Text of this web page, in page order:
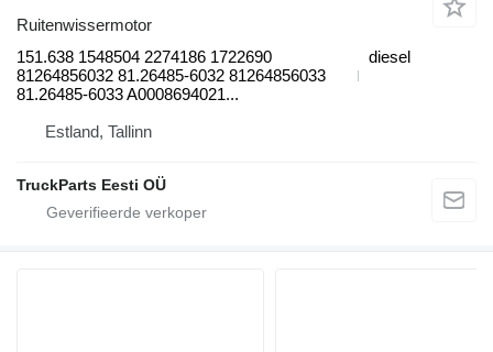
Ruitenwissermotor
151.638 1548504 2274186 1722690
81264856032 81.26485-6032 81264856033
81.26485-6033 A0008694021...
diesel
Estland, Tallinn
TruckParts Eesti OÜ